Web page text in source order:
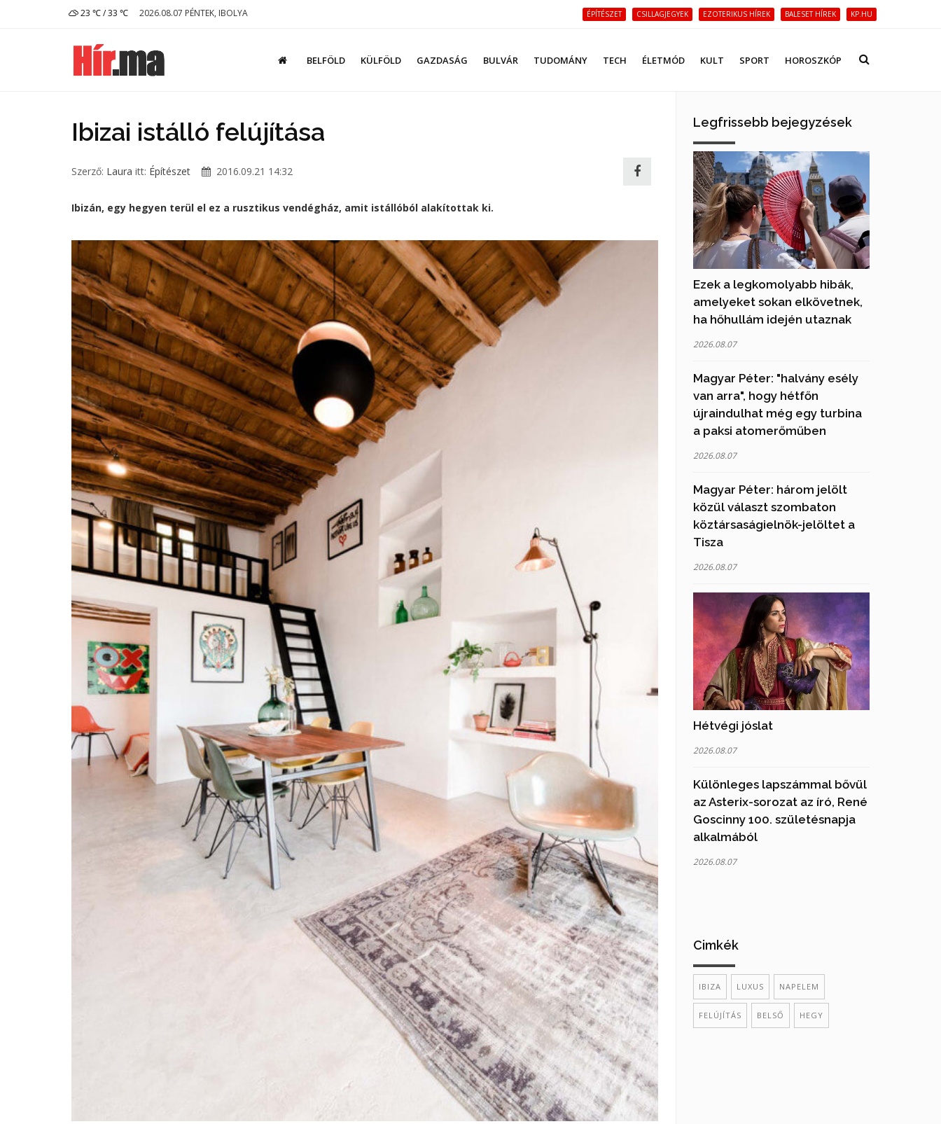
23 ℃ / 33 ℃ 2026.08.07 PÉNTEK, IBOLYA ÉPÍTÉSZET CSILLAGJEGYEK EZOTERIKUS HÍREK BALESET HÍREK KP.HU
BELFÖLD KÜLFÖLD GAZDASÁG BULVÁR TUDOMÁNY TECH ÉLETMÓD KULT SPORT HOROSZKÓP
Ibizai istálló felújítása
Szerző: Laura itt: Építészet 2016.09.21 14:32
Ibizán, egy hegyen terül el ez a rusztikus vendégház, amit istállóból alakítottak ki.
Legfrissebb bejegyzések
Ezek a legkomolyabb hibák,
amelyeket sokan elkövetnek,
ha hőhullám idején utaznak
2026.08.07
Magyar Péter: "halvány esély
van arra", hogy hétfőn
újraindulhat még egy turbina
a paksi atomerőműben
2026.08.07
Magyar Péter: három jelölt
közül választ szombaton
köztársaságielnök-jelöltet a
Tisza
2026.08.07
Hétvégi jóslat
2026.08.07
Különleges lapszámmal bővül
az Asterix-sorozat az író, René
Goscinny 100. születésnapja
alkalmából
2026.08.07
Cimkék
IBIZA LUXUS NAPELEM
FELÚJÍTÁS BELSŐ HEGY